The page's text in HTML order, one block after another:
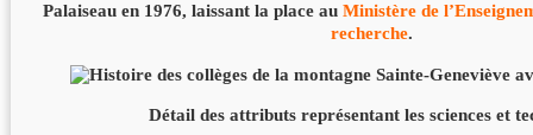
Palaiseau en 1976, laissant la place au Ministère de
recherche.
Détail des attributs représentant les sciences et